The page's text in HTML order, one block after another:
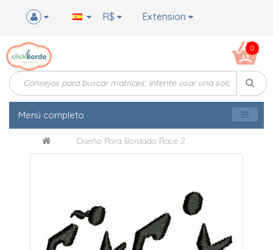
Extension
R$
0
Menú completo
Diseño Para Bordado Race 2